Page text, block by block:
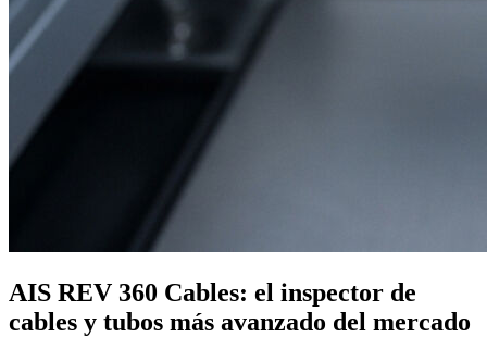
AIS REV 360 Cables: el inspector de
cables y tubos más avanzado del mercado